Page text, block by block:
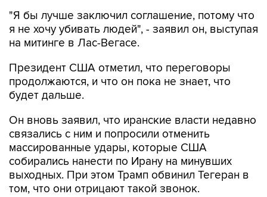
"Я бы лучше заключил соглашение, потому что
я не хочу убивать людей", - заявил он, выступая
на митинге в Лас-Вегасе.
Президент США отметил, что переговоры
продолжаются, и что он пока не знает, что
будет дальше.
Он вновь заявил, что иранские власти недавно
связались с ним и попросили отменить
массированные удары, которые США
собирались нанести по Ирану на минувших
выходных. При этом Трамп обвинил Тегеран в
том, что они отрицают такой звонок.